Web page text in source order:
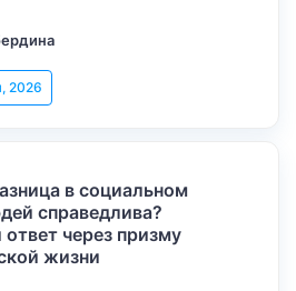
2026
в социальном
справедлива?
через призму
жизни